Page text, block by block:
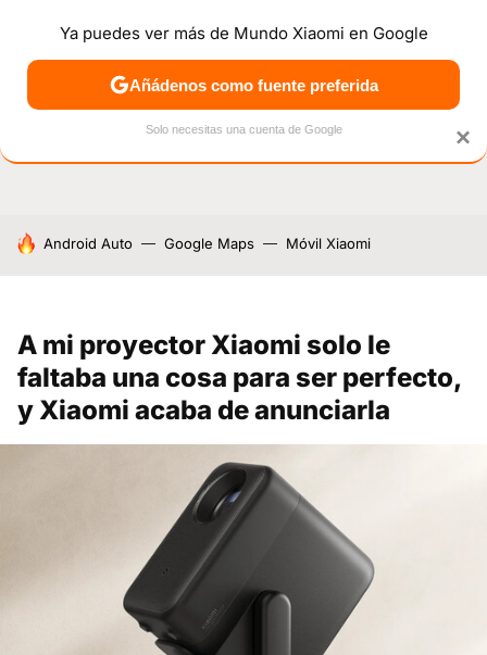
NOTICIAS MÓVILES TUTORIALES OFERTAS
HOY SE HABLA DE
Android Auto Google Maps Móvil Xiaomi
A mi proyector Xiaomi solo le
faltaba una cosa para ser perfecto,
y Xiaomi acaba de anunciarla
×
Ya puedes ver más de Mundo Xiaomi en Google
Añádenos como fuente preferida
Solo necesitas una cuenta de Google